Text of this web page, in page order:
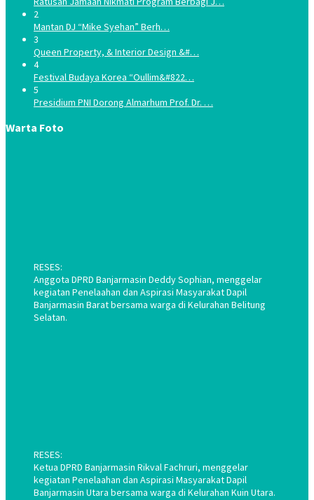
2
Mantan DJ “Mike Syehan” Berh…
3
Queen Property, & Interior Design &#…
4
Festival Budaya Korea “Oullim&#822…
5
Presidium PNI Dorong Almarhum Prof. Dr. …
Warta Foto
RESES:
Anggota DPRD Banjarmasin Deddy Sophian, menggelar
kegiatan Penelaahan dan Aspirasi Masyarakat Dapil
Banjarmasin Barat bersama warga di Kelurahan Belitung
Selatan.
RESES:
Ketua DPRD Banjarmasin Rikval Fachruri, menggelar
kegiatan Penelaahan dan Aspirasi Masyarakat Dapil
Banjarmasin Utara bersama warga di Kelurahan Kuin Utara.